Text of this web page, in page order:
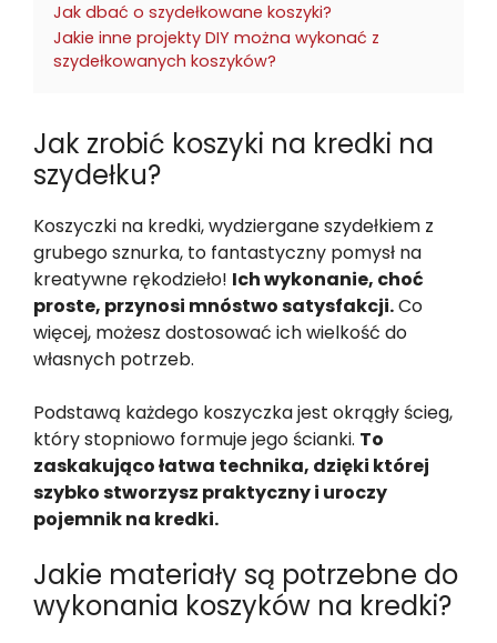
Jak dbać o szydełkowane koszyki?
Jakie inne projekty DIY można wykonać z
szydełkowanych koszyków?
Jak zrobić koszyki na kredki na
szydełku?
Koszyczki na kredki, wydziergane szydełkiem z
grubego sznurka, to fantastyczny pomysł na
kreatywne rękodzieło! Ich wykonanie, choć
proste, przynosi mnóstwo satysfakcji.Co
więcej, możesz dostosować ich wielkość do
własnych potrzeb.
Podstawą każdego koszyczka jest okrągły ścieg,
który stopniowo formuje jego ścianki. To
zaskakująco łatwa technika, dzięki której
szybko stworzysz praktyczny i uroczy
pojemnik na kredki.
Jakie materiały są potrzebne do
wykonania koszyków na kredki?